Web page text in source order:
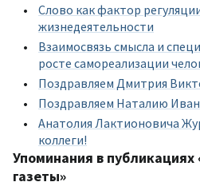
Слово как фактор
жизнедеятельности
Взаимосвязь смысла и
росте самореализации
Поздравляем Дмитрия
Поздравляем Наталию
Анатолия Лактионовича
коллеги!
Упоминания в публикациях
газеты»